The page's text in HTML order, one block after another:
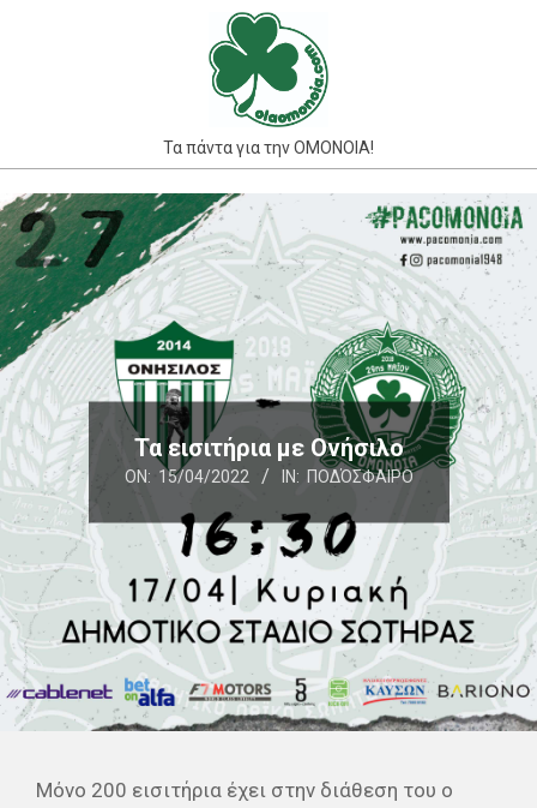
Τα πάντα για την ΟΜΟΝΟΙΑ!
Primary
Navigation
Menu
Τα εισιτήρια με Ονήσιλο
ON: 15/04/2022 IN: ΠΟΔΌΣΦΑΙΡΟ
Μόνο 200 εισιτήρια έχει στην διάθεση του ο